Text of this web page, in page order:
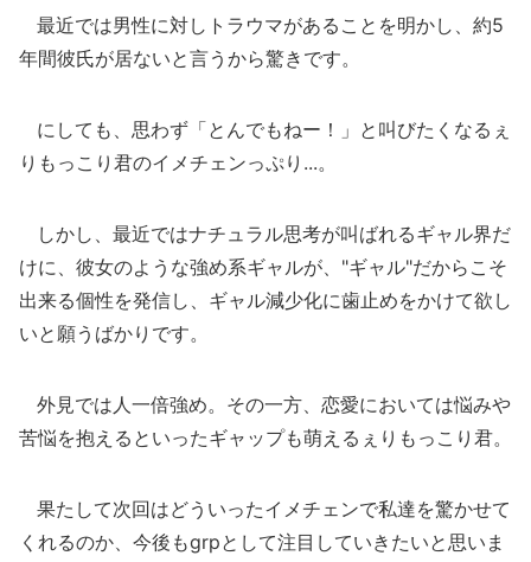
最近では男性に対しトラウマがあることを明かし、約5
年間彼氏が居ないと言うから驚きです。
にしても、思わず「とんでもねー！」と叫びたくなるぇ
りもっこり君のイメチェンっぷり...。
しかし、最近ではナチュラル思考が叫ばれるギャル界だ
けに、彼女のような強め系ギャルが、"ギャル"だからこそ
出来る個性を発信し、ギャル減少化に歯止めをかけて欲し
いと願うばかりです。
外見では人一倍強め。その一方、恋愛においては悩みや
苦悩を抱えるといったギャップも萌えるぇりもっこり君。
果たして次回はどういったイメチェンで私達を驚かせて
くれるのか、今後もgrpとして注目していきたいと思いま